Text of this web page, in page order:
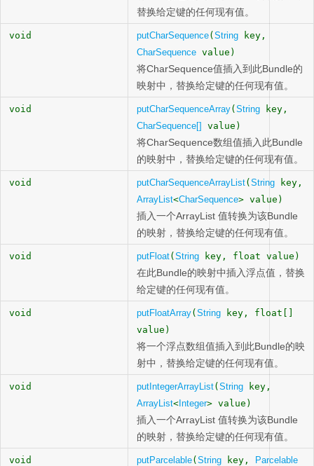
替换给定键的任何现有值。
void putCharSequence( String key,
CharSequence value)
将CharSequence值插入到此Bundle的
映射中，替换给定键的任何现有值。
void putCharSequenceArray( String key,
CharSequence[]
value)
将CharSequence数组值插入此Bundle
的映射中，替换给定键的任何现有值。
void putCharSequenceArrayList( String key,
ArrayList<CharSequence> value)
插入一个ArrayList 值转换为该Bundle
的映射，替换给定键的任何现有值。
void putFloat( String key, float value)
在此Bundle的映射中插入浮点值，替换
给定键的任何现有值。
void putFloatArray( String key, float[]
value)
将一个浮点数组值插入到此Bundle的映
射中，替换给定键的任何现有值。
void putIntegerArrayList( String key,
ArrayList< Integer> value)
插入一个ArrayList 值转换为该Bundle
的映射，替换给定键的任何现有值。
void putParcelable( String key,
Parcelable